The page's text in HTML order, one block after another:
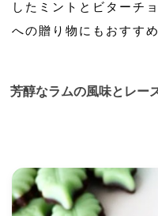
したミントとビターチ
への贈り物にもおすすめ
芳醇なラムの風味とレー